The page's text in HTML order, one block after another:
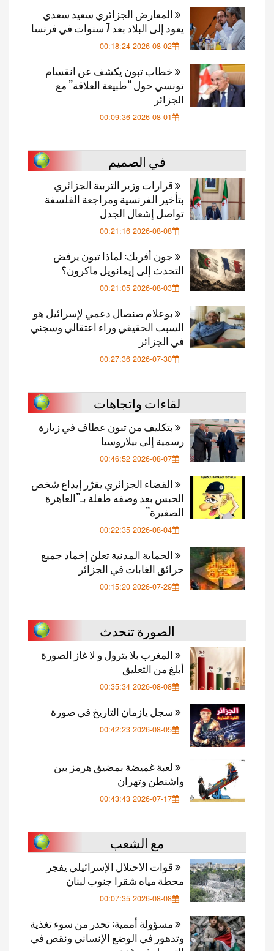
المعارض الجزائري سعيد سعدي
يعود إلى البلاد بعد 7 سنوات في فرنسا
2026-08-02 00:18:24
خطاب تبون يكشف عن انقسام
تونسي حول “طبيعة العلاقة” مع
الجزائر
2026-08-01 00:09:36
في الصميم
قرارات وزير التربية الجزائري
بتأخير الفرنسية ومراجعة الفلسفة
تواصل إشعال الجدل
2026-08-08 00:21:16
جون أفريك: لماذا تبون يرفض
التحدث إلى إيمانويل ماكرون؟
2026-08-03 00:21:05
بوعلام صنصال دعمي لإسرائيل هو
السبب الحقيقي وراء اعتقالي وسجني
في الجزائر
2026-07-30 00:27:36
لقاءات واتجاهات
بتكليف من تبون عطاف في زيارة
رسمية إلى بيلاروسيا
2026-08-07 00:46:52
القضاء الجزائري يقرّر إيداع شخص
الحبس بعد وصفه طفلة بـ”العاهرة
الصغيرة”
2026-08-04 00:22:35
الحماية المدنية تعلن إخماد جميع
حرائق الغابات في الجزائر
2026-07-29 00:15:20
الصورة تتحدث
المغرب بلا بترول و لا غاز الصورة
أبلغ من التعليق
2026-08-08 00:35:34
سجل يازمان التاريخ في صورة
2026-08-05 00:42:23
لعبة غميضة بمضيق هرمز بين
واشنطن وتهران
2026-07-17 00:43:43
مع الشعب
قوات الاحتلال الإسرائيلي يفجر
محطة مياه شقرا جنوب لبنان
2026-08-08 00:07:35
مسؤولة أممية: تحدر من سوء تغذية
وتدهور في الوضع الإنساني ونقص في